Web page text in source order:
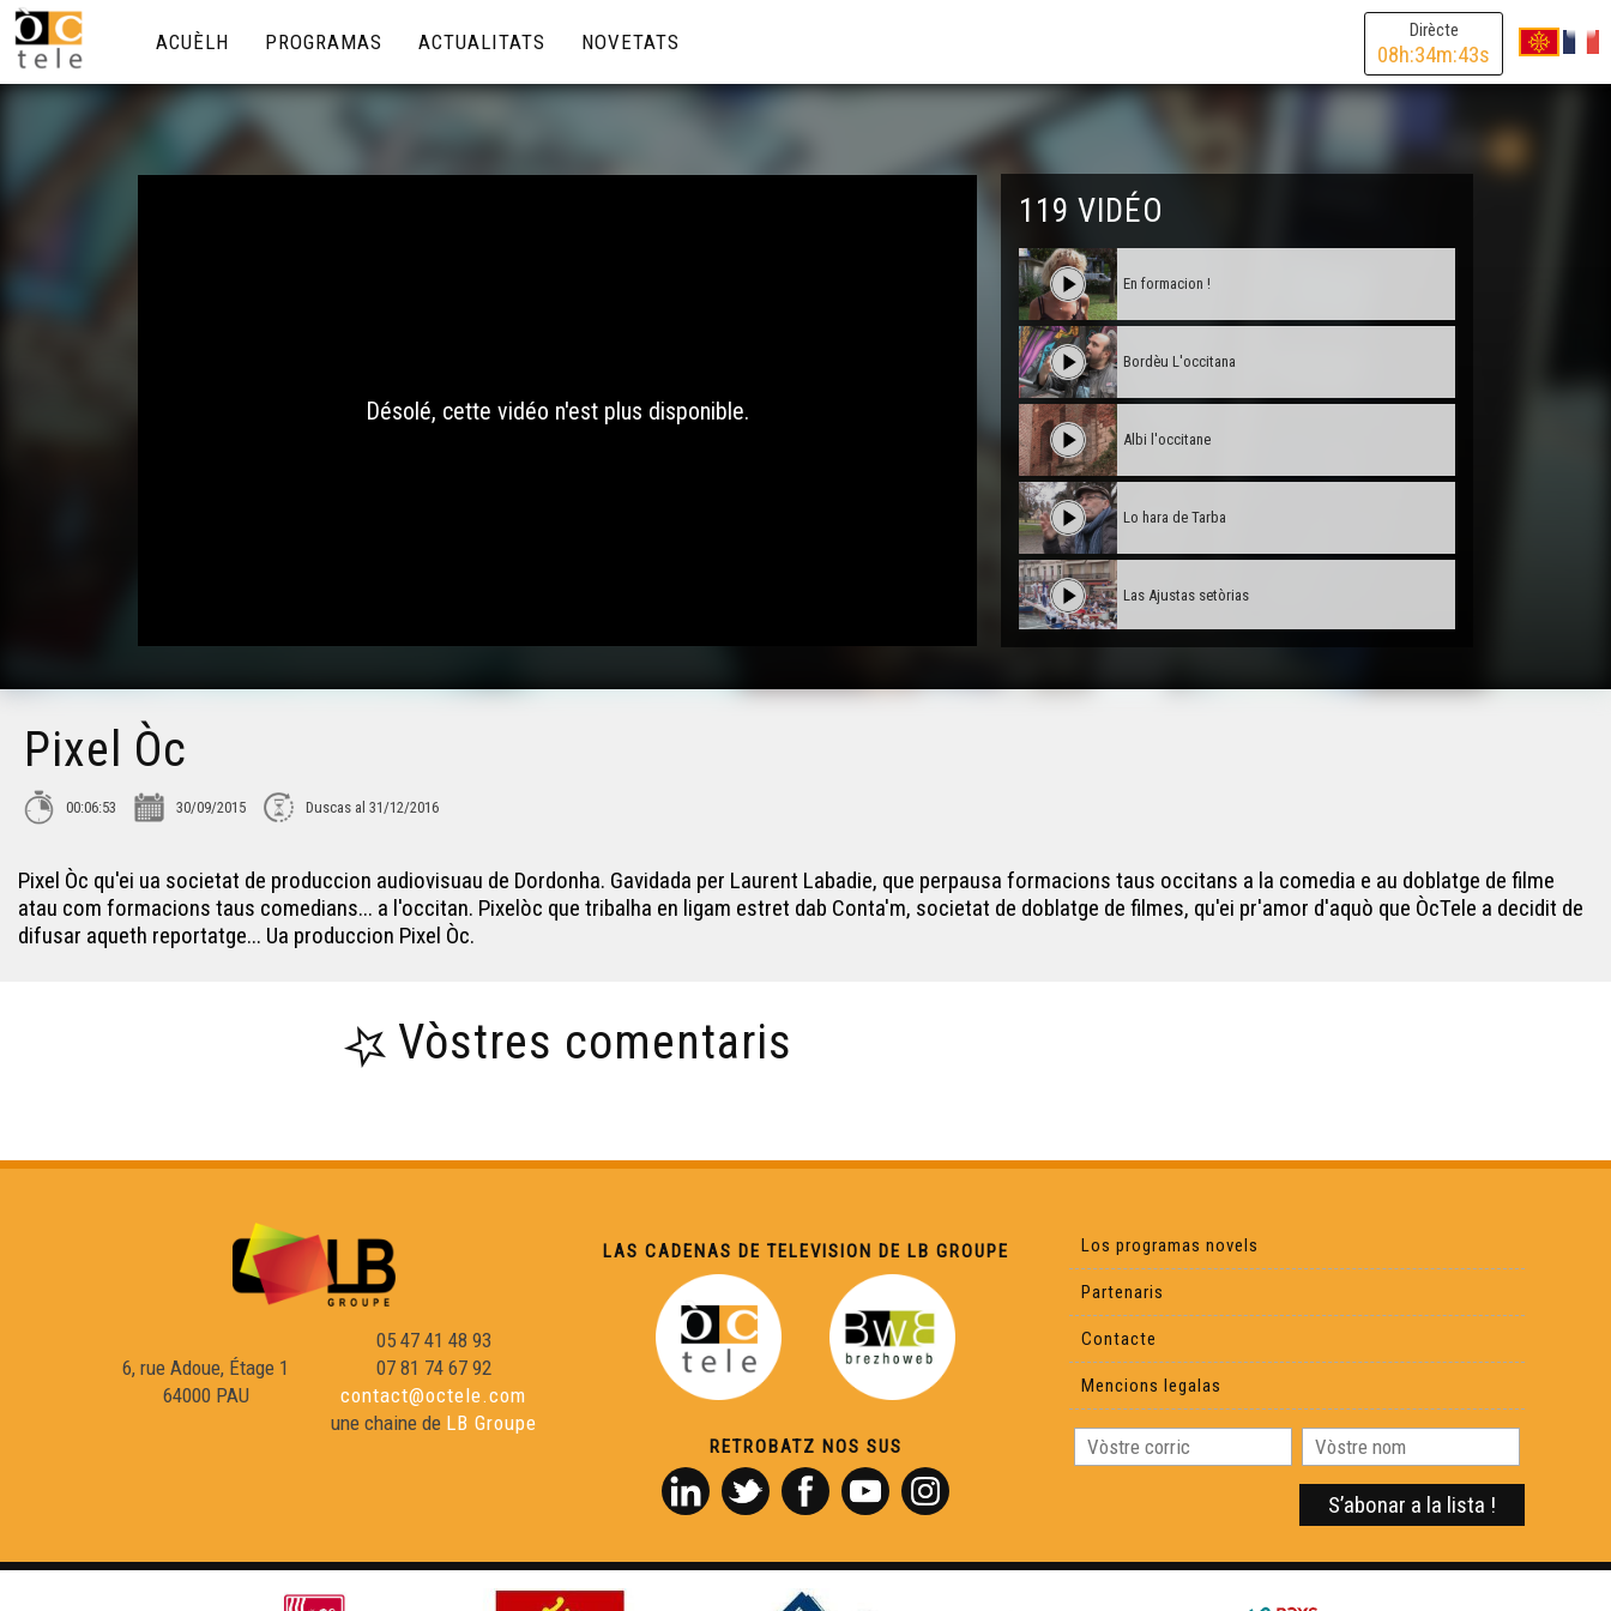
Dirècte
08h:34m:43s
ACUÈLH PROGRAMAS ACTUALITATS NOVETATS
Désolé, cette vidéo n'est plus disponible.
119 VIDÉO
En formacion !
Bordèu L'occitana
Albi l'occitane
Lo hara de Tarba
Las Ajustas setòrias
Hestiv'Òc
Visita deu Castèth de Morlana
Adishatz & Co
Pastorala aussalesa
Pixel Òc
00:06:53 30/09/2015 Duscas al 31/12/2016
Pixel Òc qu'ei ua societat de produccion audiovisuau de Dordonha. Gavidada per Laurent Labadie, que perpausa formacions taus occitans a la comedia e au doblatge de filme
atau com formacions taus comedians... a l'occitan. Pixelòc que tribalha en ligam estret dab Conta'm, societat de doblatge de filmes, qu'ei pr'amor d'aquò que ÒcTele a decidit de
difusar aqueth reportatge... Ua produccion Pixel Òc.
Vòstres comentaris
6, rue Adoue, Étage 1
64000 PAU
05 47 41 48 93
07 81 74 67 92
contact@octele.com
une chaine de LB Groupe
LAS CADENAS DE TELEVISION DE LB GROUPE
RETROBATZ NOS SUS
Los programas novels
Partenaris
Contacte
Mencions legalas